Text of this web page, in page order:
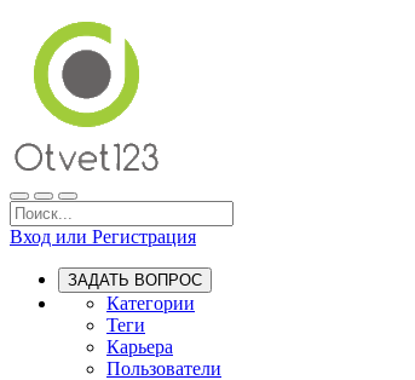
Вход или Регистрация
ЗАДАТЬ ВОПРОС
Категории
Теги
Карьера
Пользователи